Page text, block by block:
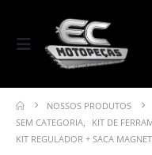
NOSSOS PRODUTOS
SEM CATEGORIA,
KIT DE
KIT REGULADOR + SACA